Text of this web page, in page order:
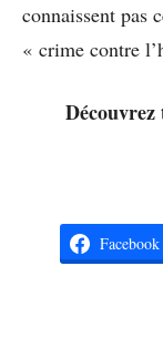
connaissent pas
« crime contre
Découvrez
Facebook